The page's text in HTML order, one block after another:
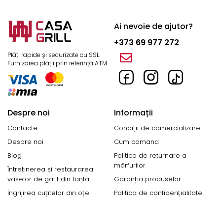
Plăți rapide și securizate cu SSL.
Furnizarea plății prin referință ATM
Ai nevoie de ajutor?
+373 69 977 272
Despre noi
Contacte
Despre noi
Blog
Întreținerea și restaurarea
vaselor de gătit din fontă
Îngrijirea cuțitelor din oțel
Informații
Condiții de comercializare
Cum comand
Politica de returnare a
mărfurilor
Garanția produselor
Politica de confidențialitate